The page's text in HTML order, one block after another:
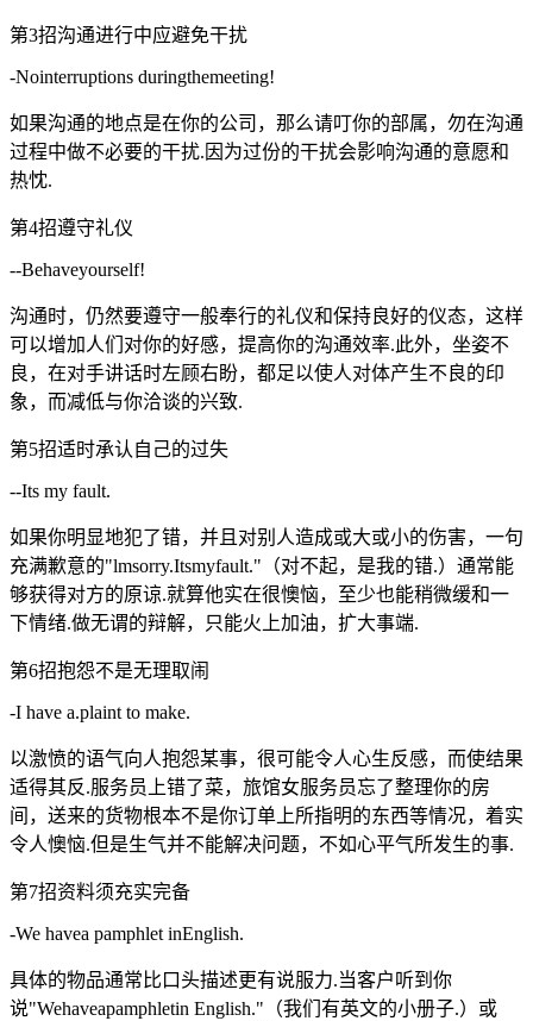
第3招沟通进行中应避免干扰
-Nointerruptions duringthemeeting!
如果沟通的地点是在你的公司，那么请叮你的部属，勿在沟通
过程中做不必要的干扰.因为过份的干扰会影响沟通的意愿和
热忱.
第4招遵守礼仪
--Behaveyourself!
沟通时，仍然要遵守一般奉行的礼仪和保持良好的仪态，这样
可以增加人们对你的好感，提高你的沟通效率.此外，坐姿不
良，在对手讲话时左顾右盼，都足以使人对体产生不良的印
象，而减低与你洽谈的兴致.
第5招适时承认自己的过失
--Its my fault.
如果你明显地犯了错，并且对别人造成或大或小的伤害，一句
充满歉意的"lmsorry.Itsmyfault."（对不起，是我的错.）通常能
够获得对方的原谅.就算他实在很懊恼，至少也能稍微缓和一
下情绪.做无谓的辩解，只能火上加油，扩大事端.
第6招抱怨不是无理取闹
-I have a.plaint to make.
以激愤的语气向人抱怨某事，很可能令人心生反感，而使结果
适得其反.服务员上错了菜，旅馆女服务员忘了整理你的房
间，送来的货物根本不是你订单上所指明的东西等情况，着实
令人懊恼.但是生气并不能解决问题，不如心平气所发生的事.
第7招资料须充实完备
-We havea pamphlet inEnglish.
具体的物品通常比口头描述更有说服力.当客户听到你
说"Wehaveapamphletin English."（我们有英文的小册子.）或